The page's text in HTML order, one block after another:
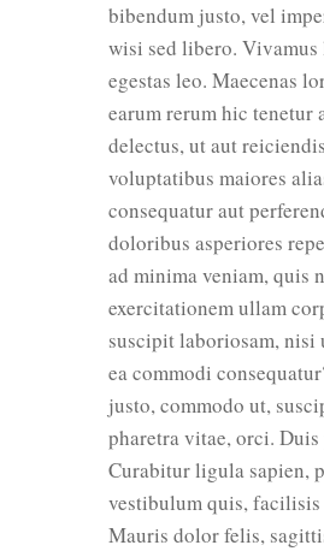
bibendum justo, vel
wisi sed libero. Vivamus
egestas leo. Maecenas
earum rerum hic tenetur
delectus, ut aut reiciendis
voluptatibus maiores
consequatur aut
doloribus asperiores
ad minima veniam, quis
exercitationem ullam
suscipit laboriosam, nisi
ea commodi
justo, commodo ut,
pharetra vitae, orci.
Curabitur ligula sapien,
vestibulum quis, facilisis
Mauris dolor felis,